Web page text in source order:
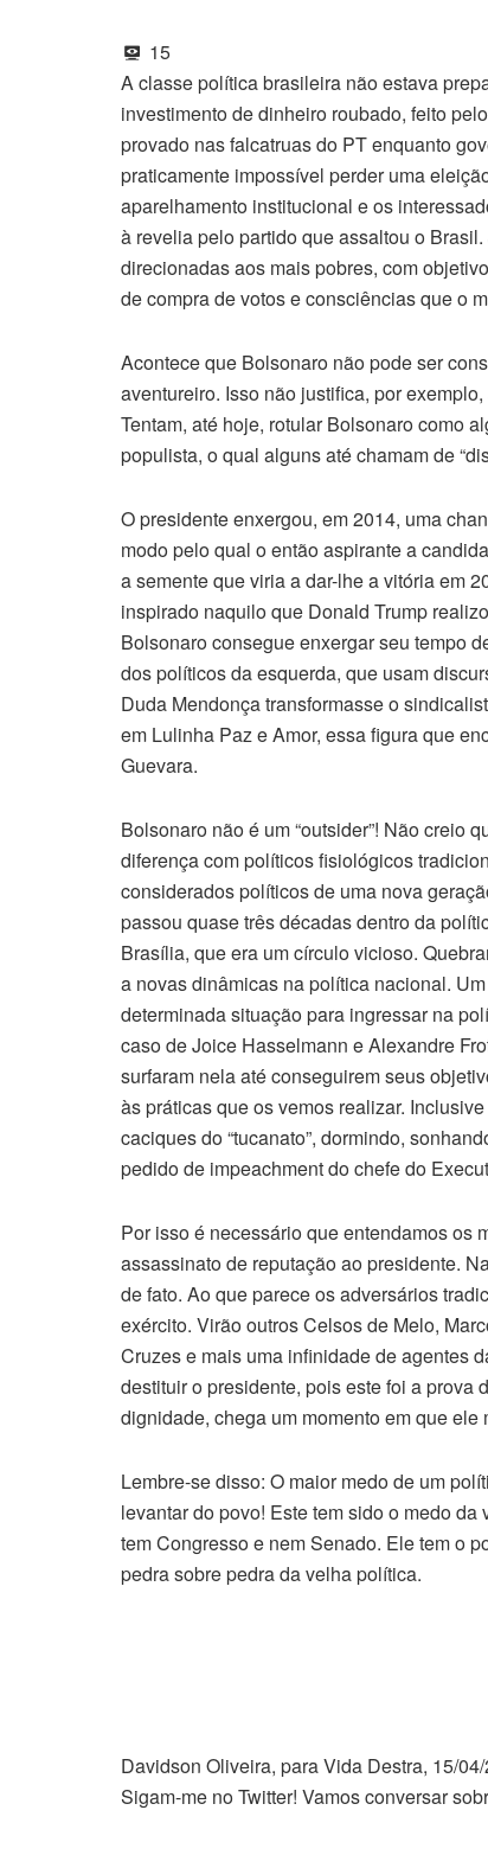
15
A classe política brasileira não estava
investimento de dinheiro roubado, feito
provado nas falcatruas do PT enquanto
praticamente impossível perder uma
aparelhamento institucional e os
à revelia pelo partido que assaltou o
direcionadas aos mais pobres, com
de compra de votos e consciências que o
Acontece que Bolsonaro não pode ser
aventureiro. Isso não justifica, por
Tentam, até hoje, rotular Bolsonaro como
populista, o qual alguns até chamam de
O presidente enxergou, em 2014, uma
modo pelo qual o então aspirante a
a semente que viria a dar-lhe a vitória em
inspirado naquilo que Donald Trump
Bolsonaro consegue enxergar seu tempo
dos políticos da esquerda, que usam
Duda Mendonça transformasse o
em Lulinha Paz e Amor, essa figura que
Guevara.
Bolsonaro não é um “outsider”! Não creio
diferença com políticos fisiológicos
considerados políticos de uma nova
passou quase três décadas dentro da
Brasília, que era um círculo vicioso.
a novas dinâmicas na política nacional.
determinada situação para ingressar na
caso de Joice Hasselmann e Alexandre
surfaram nela até conseguirem seus
às práticas que os vemos realizar.
caciques do “tucanato”, dormindo,
pedido de impeachment do chefe do
Por isso é necessário que entendamos os
assassinato de reputação ao presidente.
de fato. Ao que parece os adversários
exército. Virão outros Celsos de Melo,
Cruzes e mais uma infinidade de agentes
destituir o presidente, pois este foi a prova
dignidade, chega um momento em que
Lembre-se disso: O maior medo de um
levantar do povo! Este tem sido o medo
tem Congresso e nem Senado. Ele tem o
pedra sobre pedra da velha política.
Davidson Oliveira, para Vida Destra, 15/
Sigam-me no Twitter! Vamos conversar